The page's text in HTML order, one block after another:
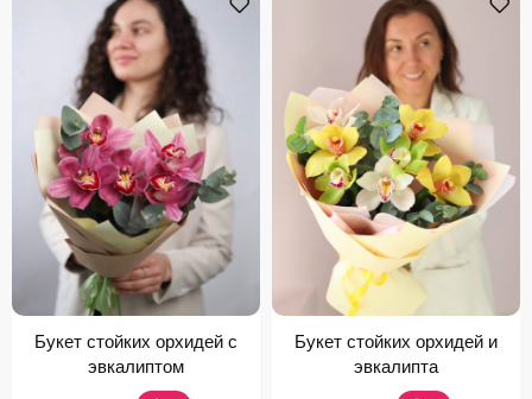
Букет стойких орхидей с
эвкалиптом
Букет стойких орхидей и
эвкалипта